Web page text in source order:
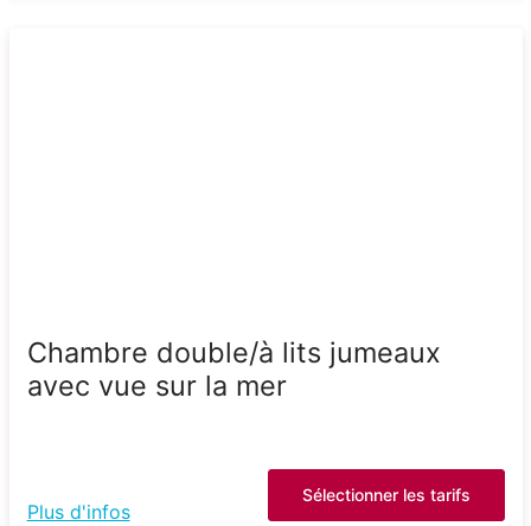
Chambre double/à lits jumeaux
avec vue sur la mer
Plus d'infos
Sélectionner les tarifs